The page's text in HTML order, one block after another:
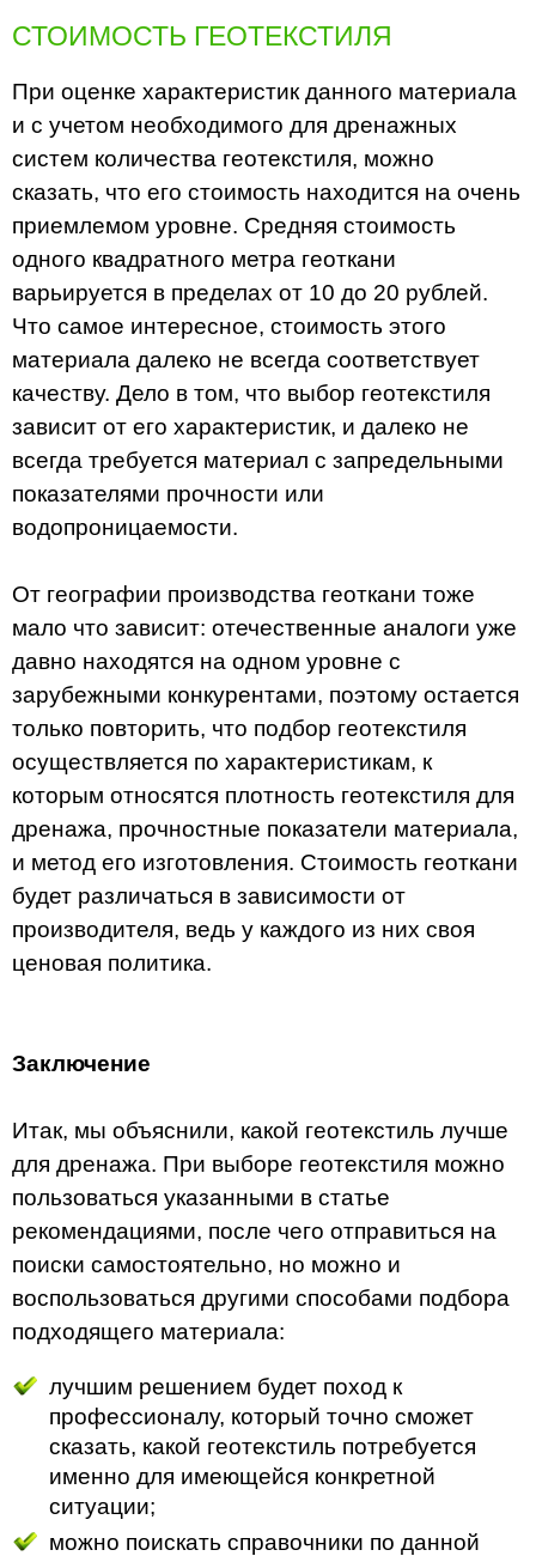
СТОИМОСТЬ ГЕОТЕКСТИЛЯ
При оценке характеристик данного материала
и с учетом необходимого для дренажных
систем количества геотекстиля, можно
сказать, что его стоимость находится на очень
приемлемом уровне. Средняя стоимость
одного квадратного метра геоткани
варьируется в пределах от 10 до 20 рублей.
Что самое интересное, стоимость этого
материала далеко не всегда соответствует
качеству. Дело в том, что выбор геотекстиля
зависит от его характеристик, и далеко не
всегда требуется материал с запредельными
показателями прочности или
водопроницаемости.
От географии производства геоткани тоже
мало что зависит: отечественные аналоги уже
давно находятся на одном уровне с
зарубежными конкурентами, поэтому остается
только повторить, что подбор геотекстиля
осуществляется по характеристикам, к
которым относятся плотность геотекстиля для
дренажа, прочностные показатели материала,
и метод его изготовления. Стоимость геоткани
будет различаться в зависимости от
производителя, ведь у каждого из них своя
ценовая политика.
Заключение
Итак, мы объяснили, какой геотекстиль лучше
для дренажа. При выборе геотекстиля можно
пользоваться указанными в статье
рекомендациями, после чего отправиться на
поиски самостоятельно, но можно и
воспользоваться другими способами подбора
подходящего материала:
лучшим решением будет поход к
профессионалу, который точно сможет
сказать, какой геотекстиль потребуется
именно для имеющейся конкретной
ситуации;
можно поискать справочники по данной